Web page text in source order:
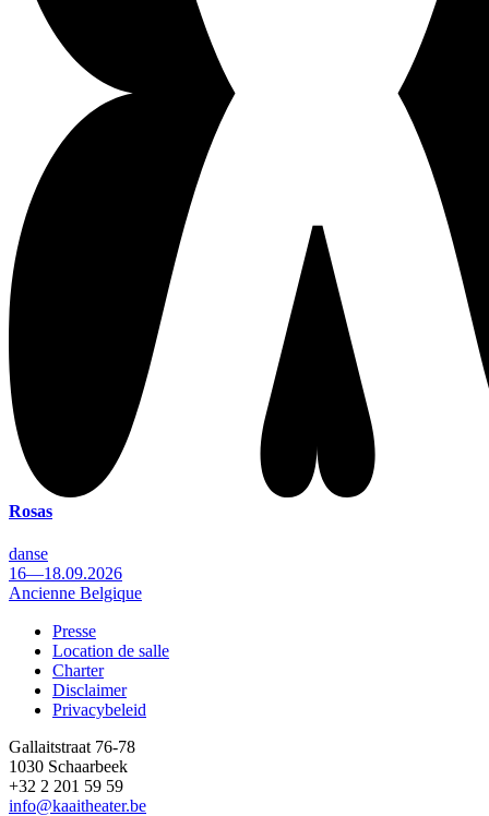
Rosas
danse
16—18.09.2026
Ancienne Belgique
Footer
Presse
Location de salle
Charter
Disclaimer
Privacybeleid
Gallaitstraat 76-78
1030 Schaarbeek
+32 2 201 59 59
info@kaaitheater.be